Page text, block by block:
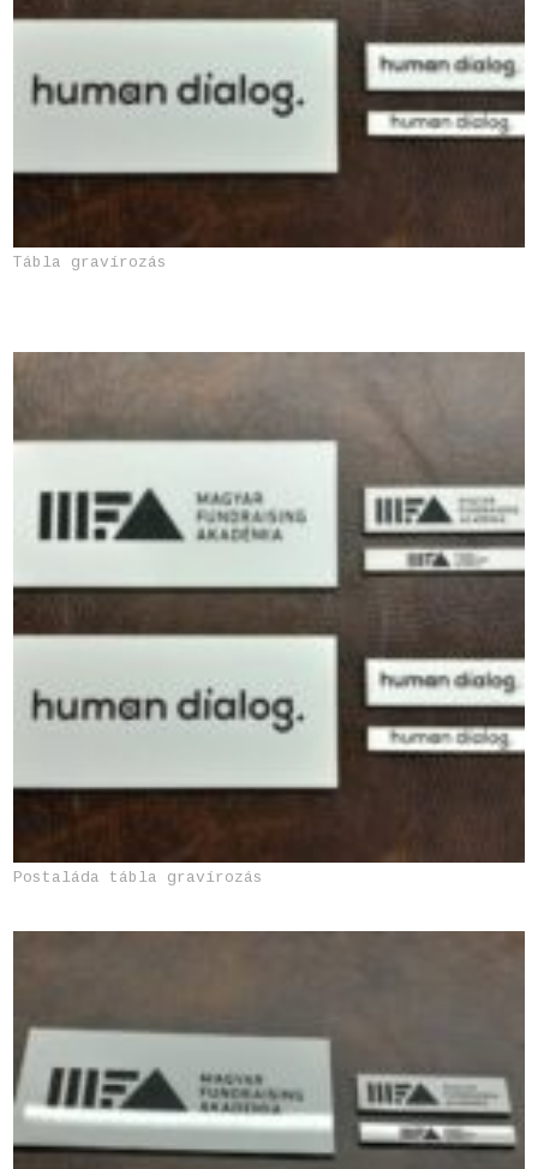
Tábla gravírozás
Postaláda tábla gravírozás